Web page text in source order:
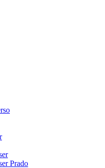
Prado